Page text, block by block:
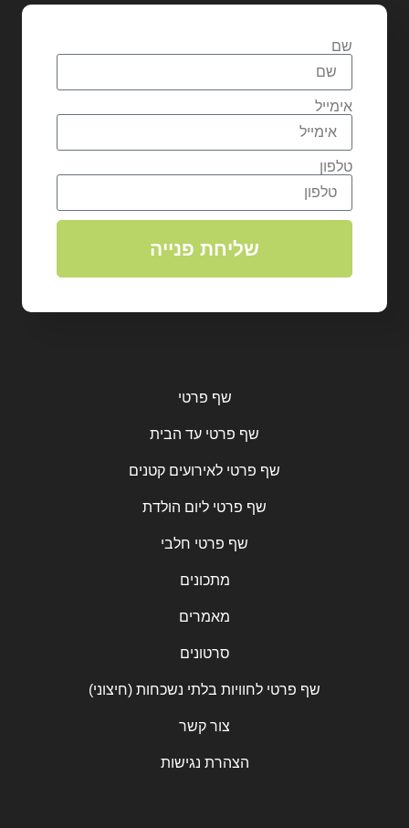
שם
אימייל
טלפון
שליחת פנייה
שף פרטי
שף פרטי עד הבית
שף פרטי לאירועים קטנים
שף פרטי ליום הולדת
שף פרטי חלבי
מתכונים
מאמרים
סרטונים
שף פרטי לחוויות בלתי נשכחות (חיצוני)
צור קשר
הצהרת נגישות